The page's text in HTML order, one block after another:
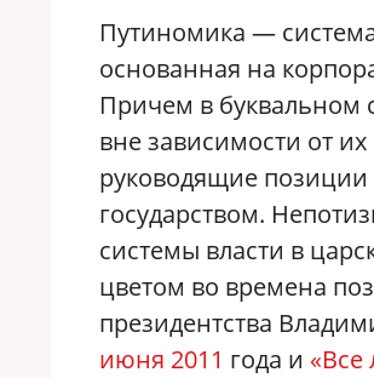
Путиномика —
основанная на
Причем в буквальном
вне зависимости от
руководящие
государством.
системы власти в
цветом во времена
президентства
июня 2011 года и «Все